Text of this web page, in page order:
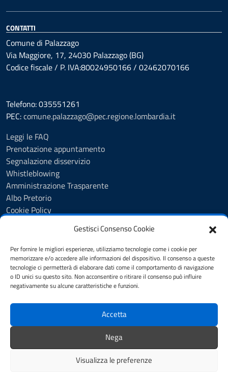
Gestisci Consenso Cookie
Per fornire le migliori esperienze, utilizziamo tecnologie come i cookie per
memorizzare e/o accedere alle informazioni del dispositivo. Il consenso a queste
tecnologie ci permetterà di elaborare dati come il comportamento di navigazione
o ID unici su questo sito. Non acconsentire o ritirare il consenso può influire
negativamente su alcune caratteristiche e funzioni.
Accetta
Nega
Visualizza le preferenze
CONTATTI
Comune di Palazzago
Via Maggiore, 17, 24030 Palazzago (BG)
Codice fiscale / P. IVA:80024950166 / 02462070166
Telefono: 035551261
PEC:comune.palazzago@pec.regione.lombardia.it
Leggi le FAQ
Prenotazione appuntamento
Segnalazione disservizio
Whistleblowing
Amministrazione Trasparente
Albo Pretorio
Cookie Policy
Dichiarazione di accessibilità
Dichiarazione di accessibilità - pagina informativa
Obiettivi di accessibilità
Note legali
Feedback
Facebook
Whatsapp